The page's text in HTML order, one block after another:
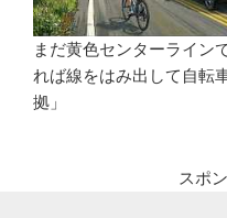
まだ黄色センターライン
れば線をはみ出して自転
拠」
スポ